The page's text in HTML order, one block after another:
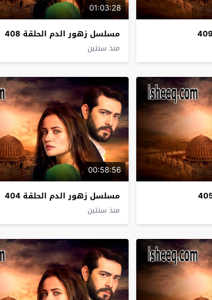
01:03:28
مسلسل زهور الدم الحلقة 408
منذ سنتين
00:58:56
مسلسل زهور الدم الحلقة 404
منذ سنتين